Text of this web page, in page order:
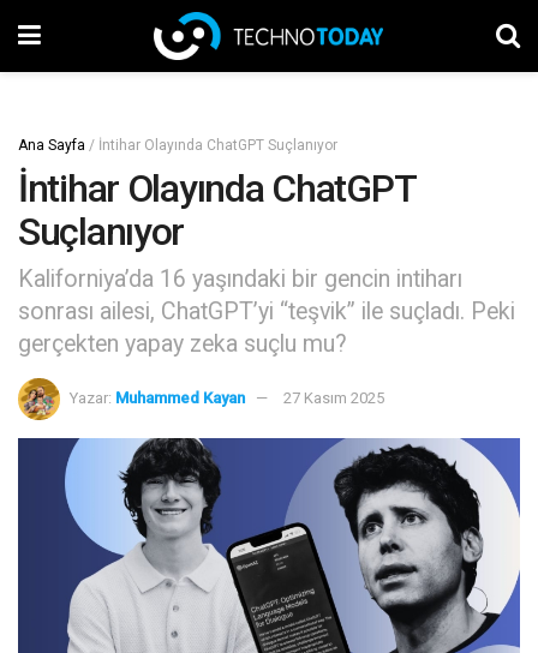
Ana Sayfa / İntihar Olayında ChatGPT Suçlanıyor
İntihar Olayında ChatGPT
Suçlanıyor
Kaliforniya’da 16 yaşındaki bir gencin intiharı
sonrası ailesi, ChatGPT’yi “teşvik” ile suçladı. Peki
gerçekten yapay zeka suçlu mu?
Yazar: Muhammed Kayan 27 Kasım 2025